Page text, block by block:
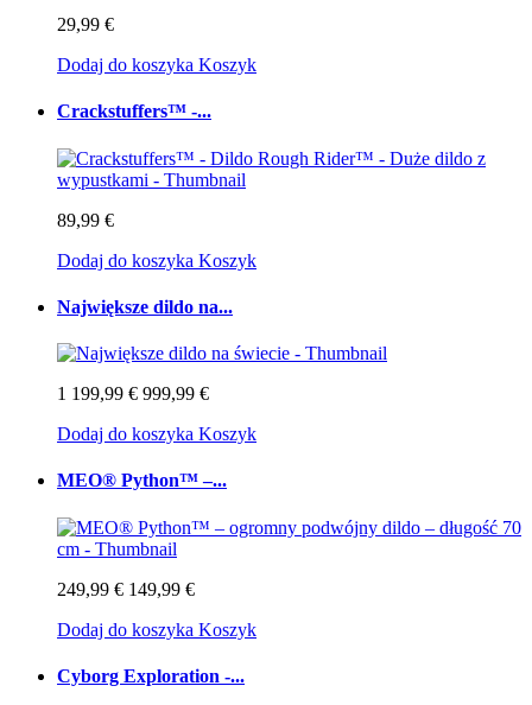
29,99 €
Dodaj do koszyka Koszyk
Crackstuffers™ -...
89,99 €
Dodaj do koszyka Koszyk
Największe dildo na...
1 199,99 € 999,99 €
Dodaj do koszyka Koszyk
MEO® Python™ –...
249,99 € 149,99 €
Dodaj do koszyka Koszyk
Cyborg Exploration -...